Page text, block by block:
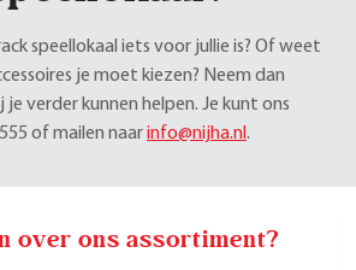
speellokaal iets voor jullie is? Of weet
je moet kiezen? Neem dan
verder kunnen helpen. Je kunt ons
of mailen naarinfo@nijha.nl.
over ons assortiment?